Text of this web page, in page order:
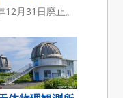
12月31日廃止。